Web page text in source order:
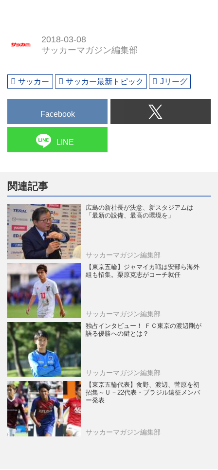
2018-03-08
サッカーマガジン編集部
サッカー サッカー最新トピック Jリーグ
Facebook
LINE
関連記事
広島の新社長が決意、新スタジアムは
「最新の設備、最高の環境を」
サッカーマガジン編集部
【東京五輪】ジャマイカ戦は安部ら海外
組も招集。栗原克志がコーチ就任
サッカーマガジン編集部
独占インタビュー！ ＦＣ東京の渡辺剛が
語る優勝への鍵とは？
サッカーマガジン編集部
【東京五輪代表】食野、渡辺、菅原を初
招集～Ｕ－22代表・ブラジル遠征メンバ
ー発表
サッカーマガジン編集部